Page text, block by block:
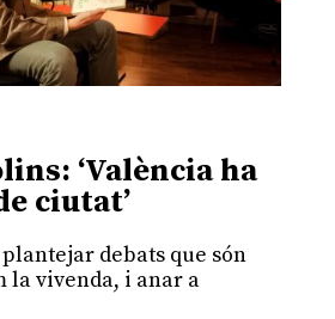
‘València ha
ciutat’
debats que són
la vivenda, i anar a